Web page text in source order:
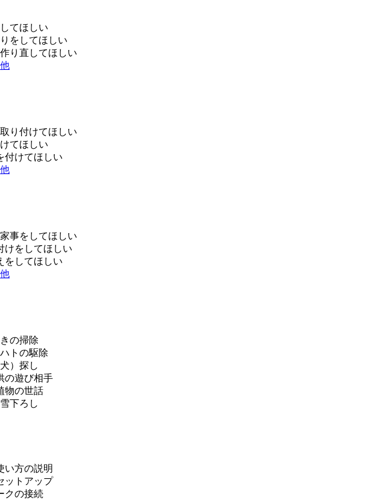
てほしい
をしてほしい
り直してほしい
り付けてほしい
てほしい
けてほしい
事をしてほしい
をしてほしい
してほしい
の掃除
トの駆除
）探し
の遊び相手
物の世話
下ろし
い方の説明
ットアップ
クの接続